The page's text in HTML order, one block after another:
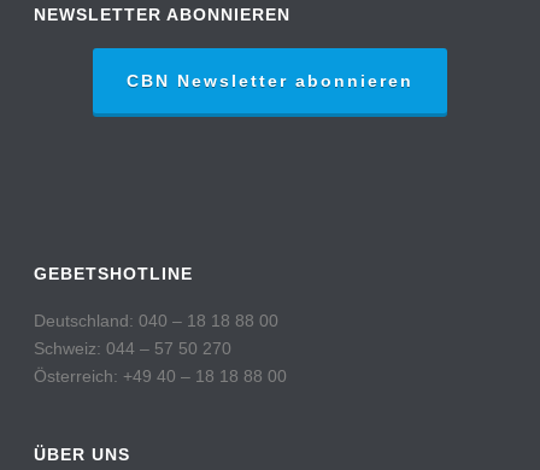
NEWSLETTER ABONNIEREN
CBN Newsletter abonnieren
GEBETSHOTLINE
Deutschland: 040 – 18 18 88 00
Schweiz: 044 – 57 50 270
Österreich: +49 40 – 18 18 88 00
ÜBER UNS